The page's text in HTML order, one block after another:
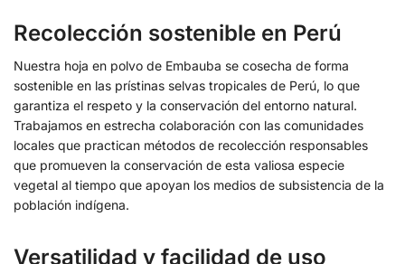
Recolección sostenible en Perú
Nuestra hoja en polvo de Embauba se cosecha de forma
sostenible en las prístinas selvas tropicales de Perú, lo que
garantiza el respeto y la conservación del entorno natural.
Trabajamos en estrecha colaboración con las comunidades
locales que practican métodos de recolección responsables
que promueven la conservación de esta valiosa especie
vegetal al tiempo que apoyan los medios de subsistencia de la
población indígena.
Versatilidad y facilidad de uso